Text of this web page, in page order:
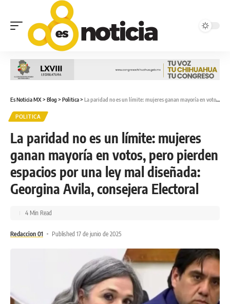
Es Noticia MX> Blog > Politica> La paridad no es un límite: mujeres ganan mayoría en votos, pero pierden espacios por una ley mal diseñada: Georgina Avila, consejera Electoral
POLITICA
La paridad no es un límite: mujeres
ganan mayoría en votos, pero pierden
espacios por una ley mal diseñada:
Georgina Avila, consejera Electoral
Redaccion 01 Published 17 de junio de 2025
4 Min Read